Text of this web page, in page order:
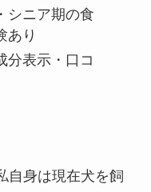
シニア期の食
あり
分表示・口コ
自身は現在犬を飼